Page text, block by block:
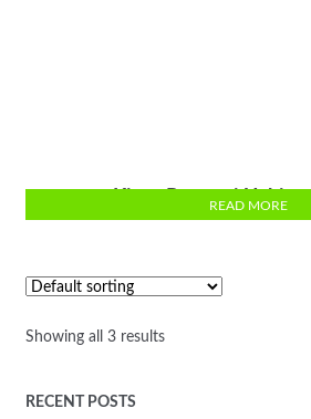
READ MORE
Showing all 3 results
RECENT POSTS